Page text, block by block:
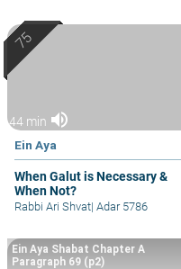
44 min volume_up
Ein Aya
When Galut is Necessary &
When Not?
Rabbi Ari Shvat| Adar 5786
Ein Aya Shabat Chapter A
Paragraph 69 (p2)